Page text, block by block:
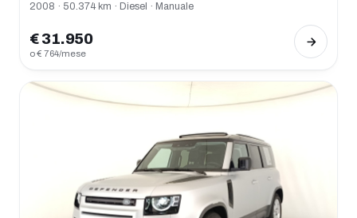
2008 · 50.374 km · Diesel · Manuale
€ 31.950
o € 764/mese